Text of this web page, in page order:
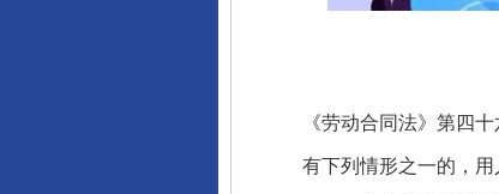
《劳动合同法》第四十
有下列情形之一的，用